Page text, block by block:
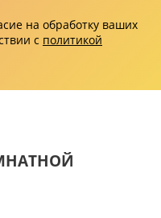
на обработку ваших
с политикой